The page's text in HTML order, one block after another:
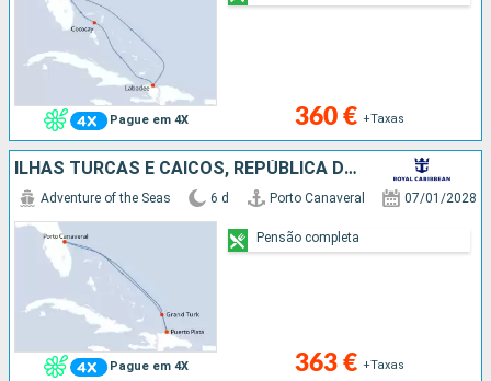
Pague em 4X 360 € +Taxas
ILHAS TURCAS E CAICOS, REPÚBLICA DOMINICANA, ESTADOS UNIDOS
Pague em 4X
Adventure of the Seas 6 d Porto Canaveral 07/01/2028
363 € +Taxas
Pensão completa